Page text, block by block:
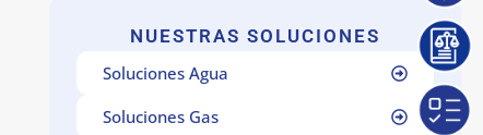
NUESTRAS SOLUCIONES
Soluciones Agua
Soluciones Gas